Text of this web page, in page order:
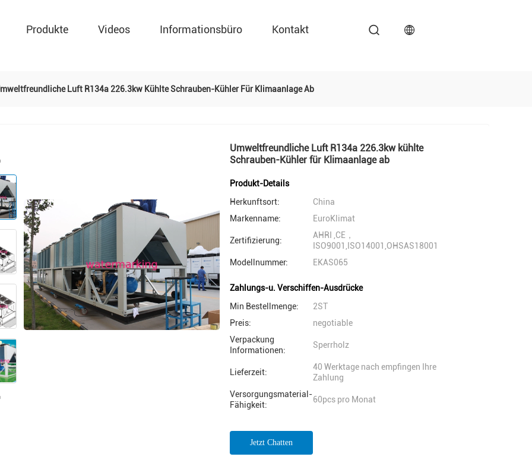
Produkte Videos Informationsbüro Kontakt
Luft R134a 226.3kw Kühlte Schrauben-Kühler Für Klimaanlage Ab
Umweltfreundliche Luft R134a 226.3kw kühlte
Schrauben-Kühler für Klimaanlage ab
Produkt-Details
Herkunftsort:
China
Markenname:
EuroKlimat
Zertifizierung:
AHRI ,CE，
ISO9001,ISO14001,OHSAS18001
Modellnummer:
EKAS065
Zahlungs-u. Verschiffen-Ausdrücke
Min Bestellmenge:
2ST
Preis:
negotiable
Verpackung
Informationen:
Sperrholz
Lieferzeit:
40 Werktage nach empfingen Ihre
Zahlung
Versorgungsmaterial-
Fähigkeit:
60pcs pro Monat
Jetzt Chatten